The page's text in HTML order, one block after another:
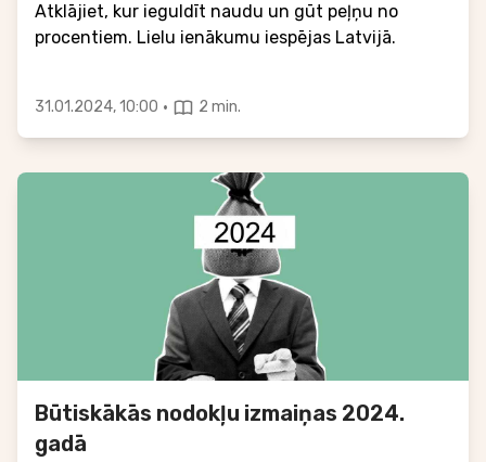
Atklājiet, kur ieguldīt naudu un gūt peļņu no
procentiem. Lielu ienākumu iespējas Latvijā.
31.01.2024, 10:00 · 2 min.
Būtiskākās nodokļu izmaiņas 2024.
gadā